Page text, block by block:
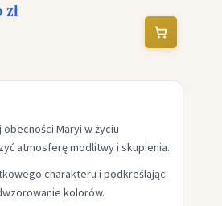
zł
Maryi w życiu
atmosferę modlitwy i skupienia.
charakteru i podkreślając
kolorów.